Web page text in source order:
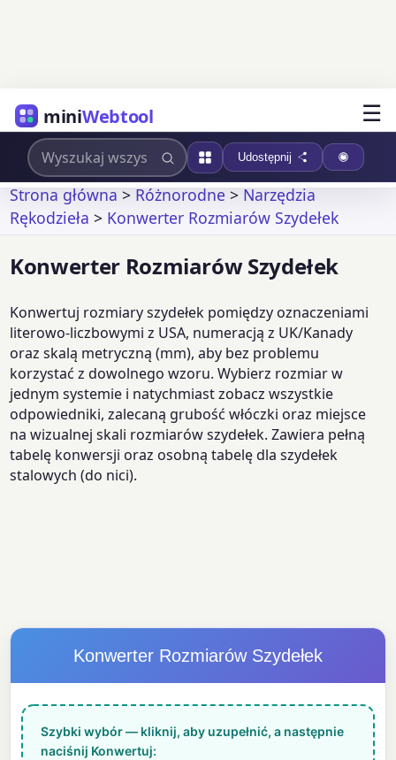
miniWebtool ☰
Udostępnij
Strona główna>Różnorodne>Narzędzia
Rękodzieła > Konwerter Rozmiarów Szydełek
Konwerter Rozmiarów Szydełek
Konwertuj rozmiary szydełek pomiędzy oznaczeniami
literowo-liczbowymi z USA, numeracją z UK/Kanady
oraz skalą metryczną (mm), aby bez problemu
korzystać z dowolnego wzoru. Wybierz rozmiar w
jednym systemie i natychmiast zobacz wszystkie
odpowiedniki, zalecaną grubość włóczki oraz miejsce
na wizualnej skali rozmiarów szydełek. Zawiera pełną
tabelę konwersji oraz osobną tabelę dla szydełek
stalowych (do nici).
Konwerter Rozmiarów Szydełek
Szybki wybór — kliknij, aby uzupełnić, a następnie
naciśnij Konwertuj: